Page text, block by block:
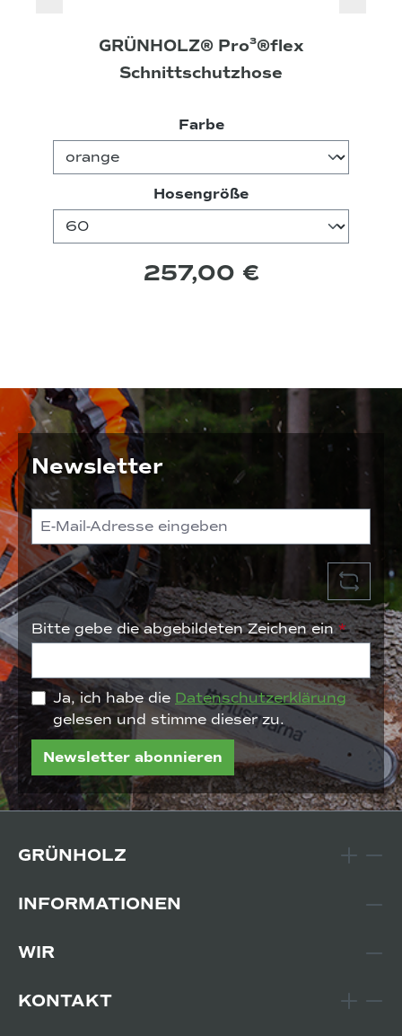
GRÜNHOLZ® Pro³®flex
Schnittschutzhose
Farbeauswählen
Hosengrößeauswählen
257,00 €
Newsletter
Bitte gebe die abgebildeten Zeichen ein*
Ja, ich habe die Datenschutzerklärung
gelesen und stimme dieser zu.
Newsletter abonnieren
GRÜNHOLZ
INFORMATIONEN
WIR
KONTAKT